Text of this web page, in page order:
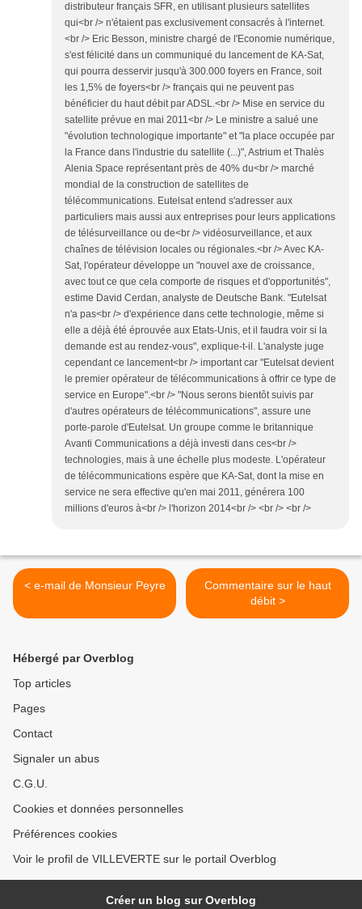
distributeur français SFR, en utilisant plusieurs satellites
qui<br /> n'étaient pas exclusivement consacrés à l'internet.
<br /> Eric Besson, ministre chargé de l'Economie numérique,
s'est félicité dans un communiqué du lancement de KA-Sat,
qui pourra desservir jusqu'à 300.000 foyers en France, soit
les 1,5% de foyers<br /> français qui ne peuvent pas
bénéficier du haut débit par ADSL.<br /> Mise en service du
satellite prévue en mai 2011<br /> Le ministre a salué une
"évolution technologique importante" et "la place occupée par
la France dans l'industrie du satellite (...)", Astrium et Thalès
Alenia Space représentant près de 40% du<br /> marché
mondial de la construction de satellites de
télécommunications. Eutelsat entend s'adresser aux
particuliers mais aussi aux entreprises pour leurs applications
de télésurveillance ou de<br /> vidéosurveillance, et aux
chaînes de télévision locales ou régionales.<br /> Avec KA-
Sat, l'opérateur développe un "nouvel axe de croissance,
avec tout ce que cela comporte de risques et d'opportunités",
estime David Cerdan, analyste de Deutsche Bank. "Eutelsat
n'a pas<br /> d'expérience dans cette technologie, même si
elle a déjà été éprouvée aux Etats-Unis, et il faudra voir si la
demande est au rendez-vous", explique-t-il. L'analyste juge
cependant ce lancement<br /> important car "Eutelsat devient
le premier opérateur de télécommunications à offrir ce type de
service en Europe".<br /> "Nous serons bientôt suivis par
d'autres opérateurs de télécommunications", assure une
porte-parole d'Eutelsat. Un groupe comme le britannique
Avanti Communications a déjà investi dans ces<br />
technologies, mais à une échelle plus modeste. L'opérateur
de télécommunications espère que KA-Sat, dont la mise en
service ne sera effective qu'en mai 2011, générera 100
millions d'euros à<br /> l'horizon 2014<br /> <br /> <br />
< e-mail de Monsieur Peyre
Commentaire sur le haut
débit >
Hébergé par Overblog
Top articles
Pages
Contact
Signaler un abus
C.G.U.
Cookies et données personnelles
Préférences cookies
Voir le profil de VILLEVERTE sur le portail Overblog
Créer un blog sur Overblog